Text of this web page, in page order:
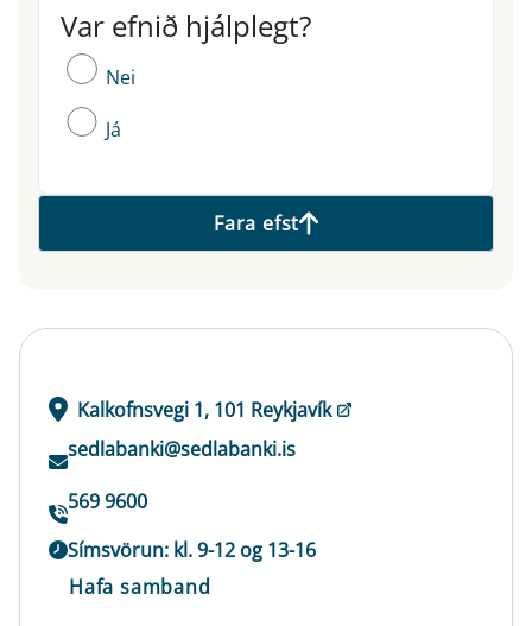
Var efnið hjálplegt?
Var efnið hjálplegt?
Nei
Já
Fara efst
Kalkofnsvegi 1, 101 Reykjavík
sedlabanki@sedlabanki.is
569 9600
Símsvörun: kl. 9-12 og 13-16
Hafa samband